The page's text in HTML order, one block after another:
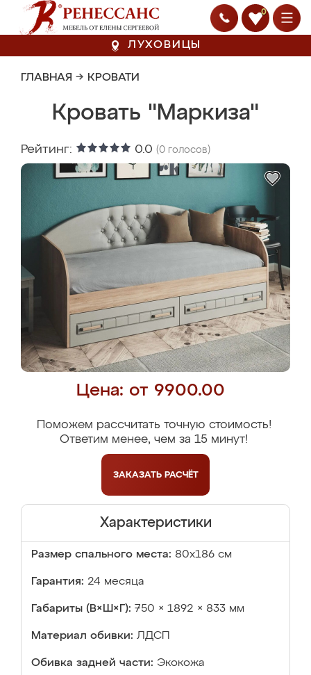
0
ЛУХОВИЦЫ
ГЛАВНАЯ → КРОВАТИ
Кровать "Маркиза"
Рейтинг: 0.0 (0 голосов)
Цена: от 9900.00
Поможем рассчитать точную стоимость!
Ответим менее, чем за 15 минут!
ЗАКАЗАТЬ РАСЧЁТ
Характеристики
Размер спального места: 80х186 см
Гарантия: 24 месяца
Габариты (В×Ш×Г): 750 × 1892 × 833 мм
Материал обивки: ЛДСП
Обивка задней части: Экокожа